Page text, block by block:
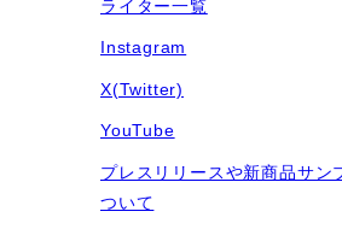
ライター一覧
Instagram
X(Twitter)
YouTube
プレスリリースや新商品サン
ついて